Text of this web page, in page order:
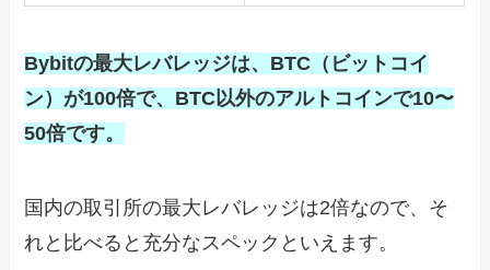
Bybitの最大レバレッジは、BTC（ビットコイ
ン）が100倍で、BTC以外のアルトコインで10〜
50倍です。
国内の取引所の最大レバレッジは2倍なので、そ
れと比べると充分なスペックといえます。